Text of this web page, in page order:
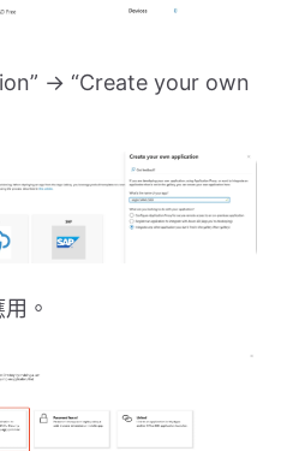
→ “Create your own
。